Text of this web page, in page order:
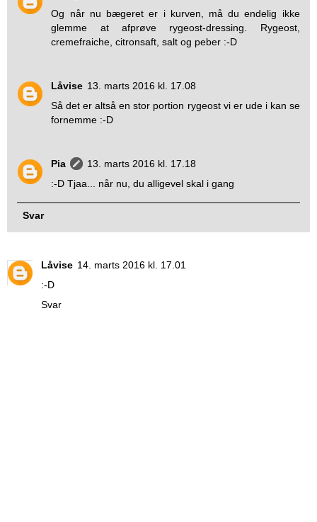
Og når nu bægeret er i kurven, må du endelig ikke
glemme at afprøve rygeost-dressing. Rygeost,
cremefraiche, citronsaft, salt og peber :-D
Låvise 13. marts 2016 kl. 17.08
Så det er altså en stor portion rygeost vi er ude i kan se
fornemme :-D
Pia
13. marts 2016 kl. 17.18
:-D Tjaa... når nu, du alligevel skal i gang
Svar
Låvise 14. marts 2016 kl. 17.01
:-D
Svar